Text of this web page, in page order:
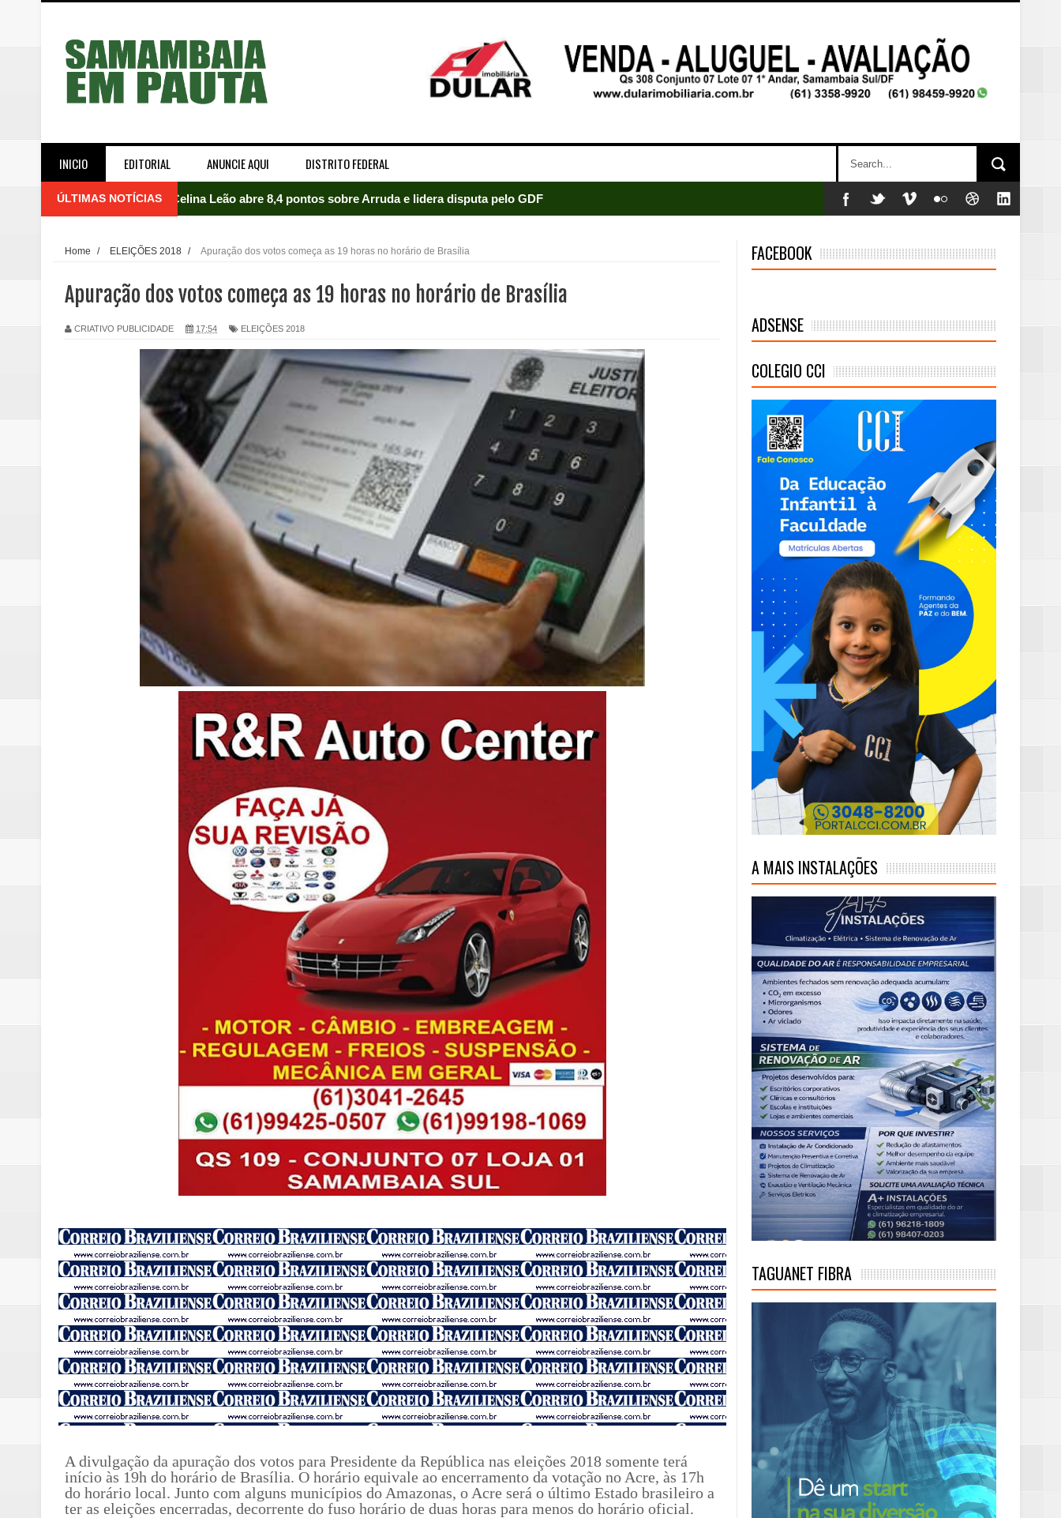
INICIO EDITORIAL ANUNCIE AQUI DISTRITO FEDERAL
ÚLTIMAS NOTÍCIAS Celina Leão abre 8,4 pontos sobre Arruda e lidera disputa pelo GDF
Nova mistura de 32% de etanol altera dinâmica dos postos e exige atenção de motoristas de Samambaia
Campanha para Transplante do Padre Lucas de Samambaia entra em mês decisivo com 72% da meta alcançada
Relatório apontou riscos no aterro sanitário de Samambaia meses antes de morte de trabalhador
Renata D'Aguiar intensifica ações sociais e cobrança por melhorias em Samambaia
Moradores encontram quase 50 escorpiões em boca de lobo em Samambaia
Homem é socorrido após ser vítima de agressão em Samambaia
Moradora de Samambaia tem prisão preventiva decretada pela Justiça
Claudeci Luart surge como uma nova força e esperança para os feirantes do DF
Samambaia inicia campanha para atualizar vacinação de crianças e adolescentes
Morador de Samambaia morre após sofrer mal súbito
PL e Flávio Bolsonaro oficializam candidatura de Hamilton Tatu por Samambaia, Recanto das Emas e Água Quente
Renata D´Aguiar destaca potencial da pecuária para fortalecer a economia do Distrito Federal
Trabalhador morre após ser atingido por trator em aterro de Samambaia
Laboratório de Vertentes Psy promove formação gratuita em Psytrance em Samambaia
PMDF resgata aves silvestres e autua cinco pessoas por crime ambiental em Samambaia
ROTAM apreende revólver com numeração suprimida e pistola 9mm em Samambaia
Incêndio atinge carro estacionado em Samambaia
Home / ELEIÇÕES 2018 / Apuração dos votos começa as 19 horas no horário de Brasília
Apuração dos votos começa as 19 horas no horário de Brasília
CRIATIVO PUBLICIDADE 17:54 ELEIÇÕES 2018
A divulgação da apuração dos votos para Presidente da República nas eleições 2018 somente terá
início às 19h do horário de Brasília. O horário equivale ao encerramento da votação no Acre, às 17h
do horário local. Junto com alguns municípios do Amazonas, o Acre será o último Estado brasileiro a
ter as eleições encerradas, decorrente do fuso horário de duas horas para menos do horário oficial.
FACEBOOK
ADSENSE
COLEGIO CCI
A MAIS INSTALAÇÕES
TAGUANET FIBRA